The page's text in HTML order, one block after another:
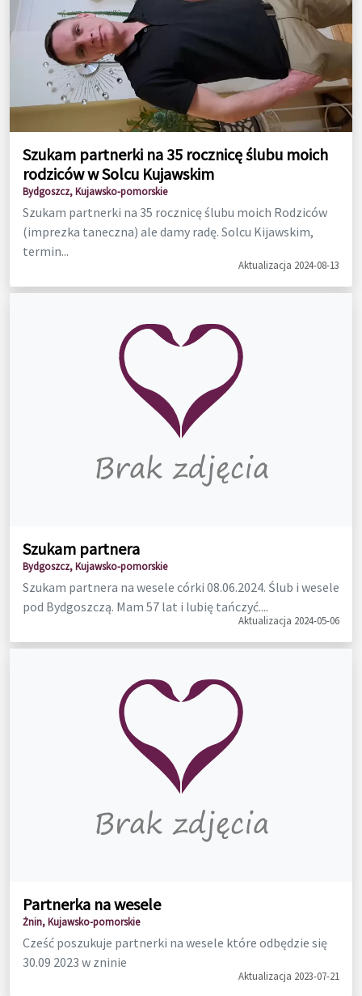
Szukam partnerki na 35 rocznicę ślubu moich
rodziców w Solcu Kujawskim
Bydgoszcz, Kujawsko-pomorskie
Szukam partnerki na 35 rocznicę ślubu moich Rodziców
(imprezka taneczna) ale damy radę. Solcu Kijawskim,
termin...
Aktualizacja 2024-08-13
Szukam partnera
Bydgoszcz, Kujawsko-pomorskie
Szukam partnera na wesele córki 08.06.2024. Ślub i wesele
pod Bydgoszczą. Mam 57 lat i lubię tańczyć....
Aktualizacja 2024-05-06
Partnerka na wesele
Żnin, Kujawsko-pomorskie
Cześć poszukuje partnerki na wesele które odbędzie się
30.09 2023 w zninie
Aktualizacja 2023-07-21